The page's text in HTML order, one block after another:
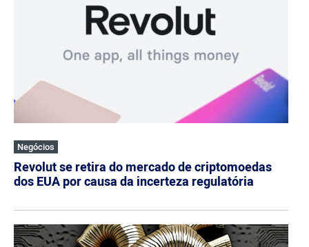
Negócios
Revolut se retira do mercado de criptomoedas
dos EUA por causa da incerteza regulatória